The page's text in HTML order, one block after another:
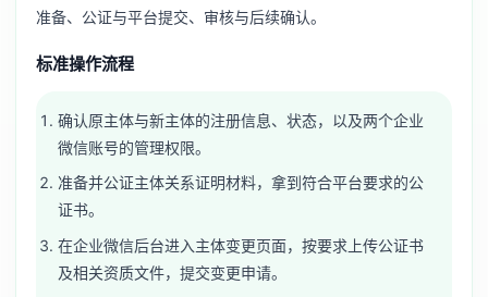
准备、公证与平台提交、审核与后续确认。
标准操作流程
确认原主体与新主体的注册信息、状态，以及两个企业
微信账号的管理权限。
准备并公证主体关系证明材料，拿到符合平台要求的公
证书。
在企业微信后台进入主体变更页面，按要求上传公证书
及相关资质文件，提交变更申请。